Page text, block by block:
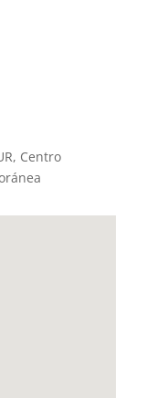
Centro